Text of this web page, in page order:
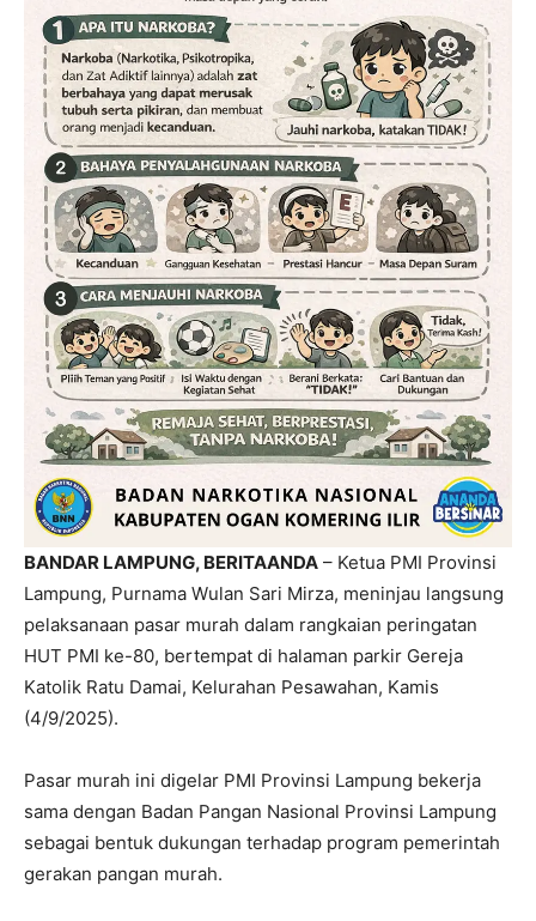
BANDAR LAMPUNG, BERITAANDA – Ketua PMI Provinsi
Lampung, Purnama Wulan Sari Mirza, meninjau langsung
pelaksanaan pasar murah dalam rangkaian peringatan
HUT PMI ke-80, bertempat di halaman parkir Gereja
Katolik Ratu Damai, Kelurahan Pesawahan, Kamis
(4/9/2025).
Pasar murah ini digelar PMI Provinsi Lampung bekerja
sama dengan Badan Pangan Nasional Provinsi Lampung
sebagai bentuk dukungan terhadap program pemerintah
gerakan pangan murah.